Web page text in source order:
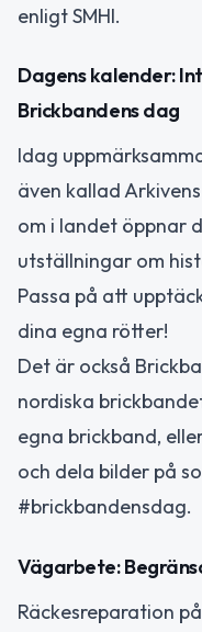
enligt SMHI.
Dagens kalender:
Brickbandens dag
Idag
även kallad
om i landet öppnar
utställningar om
Passa på att
dina egna rötter!
Det är också
nordiska
egna brickband,
och dela bilder på
#brickbandensdag.
Vägarbete:
Räckesreparation